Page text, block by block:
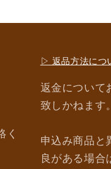
く
▷ 返品方法につ
返金について
致しかねます。
申込み商品と
良がある場合